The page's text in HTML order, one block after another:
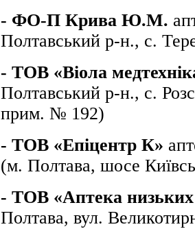
- ФО-П Крива Ю.М.
Полтавський р-н., с.
- ТОВ «Віола
Полтавський р-н., с.
прим. № 192)
- ТОВ «Епіцентр К»
(м. Полтава, шосе
- ТОВ «Аптека
Полтава, вул.